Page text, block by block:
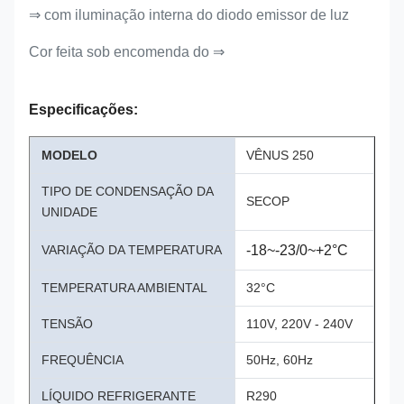
⇒ com iluminação interna do diodo emissor de luz
Cor feita sob encomenda do ⇒
Especificações:
MODELO VÊNUS 250
TIPO DE CONDENSAÇÃO DA
UNIDADE
SECOP
VARIAÇÃO DA TEMPERATURA -18~-23/0~+2°C
TEMPERATURA AMBIENTAL 32°C
TENSÃO 110V, 220V - 240V
FREQUÊNCIA 50Hz, 60Hz
LÍQUIDO REFRIGERANTE R290